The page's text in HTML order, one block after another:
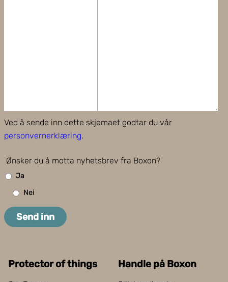
Ved å sende inn dette skjemaet godtar du vår
personvernerklæring.
Ønsker du å motta nyhetsbrev fra Boxon?
Ja
Nei
Send inn
Protector of things Handle på Boxon